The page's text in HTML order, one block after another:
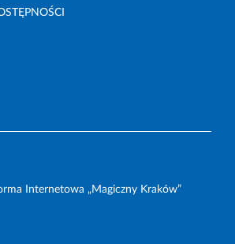
Internetowa „Magiczny Kraków”